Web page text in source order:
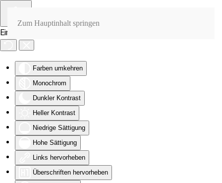
Eingabehilfen öffnen
Farben umkehren
Monochrom
Dunkler Kontrast
Heller Kontrast
Niedrige Sättigung
Hohe Sättigung
Links hervorheben
Überschriften hervorheben
Zum Hauptinhalt springen